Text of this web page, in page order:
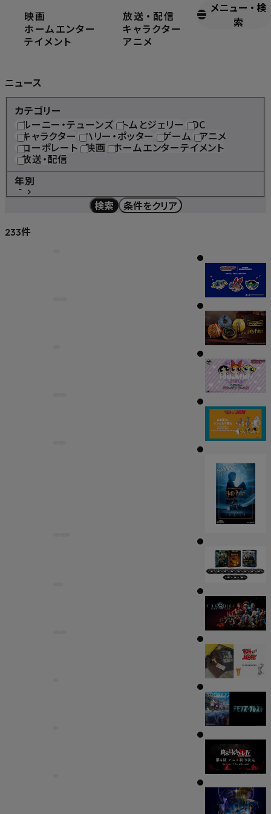
映画
ホームエンター
テイメント
放送 ・ 配信
キャラクター
アニメ
メニュー ・ 検
索
ホーム ニュース
ニュース
カテゴリー
ルーニー・テューンズ トムとジェリー DC
キャラクター ハリー・ポッター ゲーム アニメ
コーポレート 映画 ホームエンターテイメント
放送・配信
年別
検索
条件をクリア
233件